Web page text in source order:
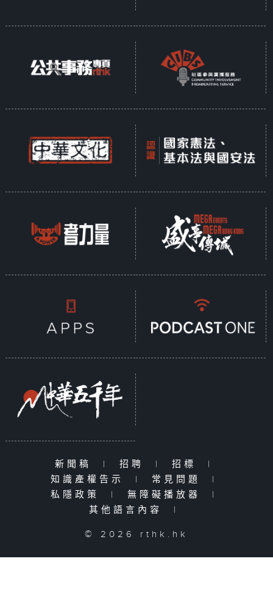
新聞稿 | 招聘 | 招標
|
知識產權告示
| 常見問題
|
私隱政策
| 無障礙播放器
|
其他語言內容
|
© 2026 rthk.hk